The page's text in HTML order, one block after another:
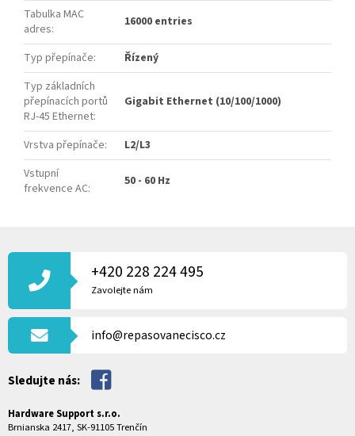
Tabulka MAC
adres: 16000 entries
Typ přepínače:
Řízený
Typ základních
přepínacích portů
RJ-45 Ethernet:
Gigabit Ethernet (10/100/1000)
Vrstva přepínače:
L2/L3
Vstupní
frekvence AC: 50 - 60 Hz
Á
T
+420 228 224 495
Zavolejte nám
info@repasovanecisco.cz
Sledujte nás:
Hardware Support s.r.o.
Brnianska 2417, SK-91105 Trenčín